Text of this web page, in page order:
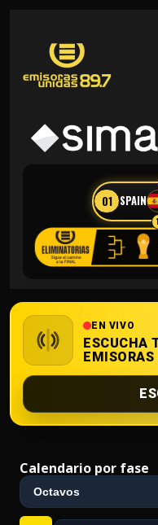
01 SPAIN
EN VIVO
ESCUCHA
Calendario por fase